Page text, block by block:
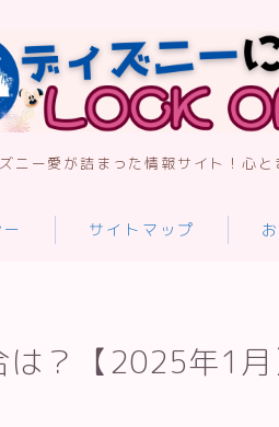
ニー愛が詰まった情報サイト！心と
サイトマップ
ライバシーポリシー
問合せ？【2025年1